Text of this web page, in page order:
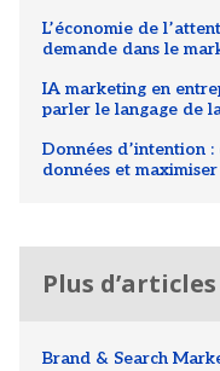
L’économie de
demande dans le
IA marketing en
parler le langage de
Données d’intention
données et
Plus
Brand & Search